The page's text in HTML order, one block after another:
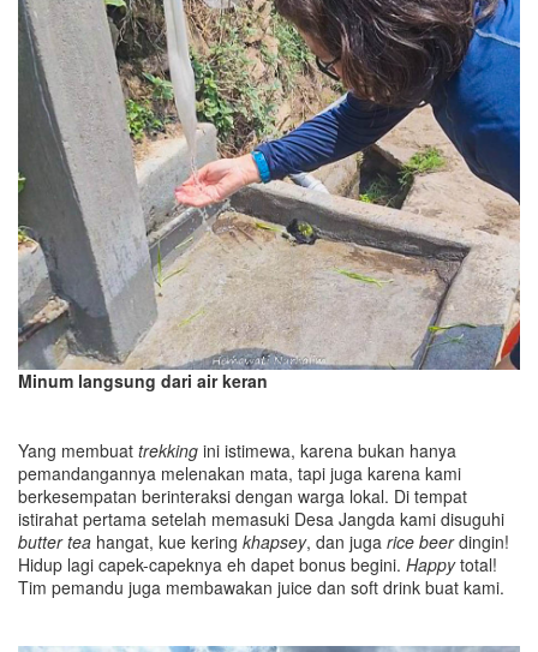
Minum langsung dari air keran
Yang membuat trekking ini istimewa, karena bukan hanya
pemandangannya melenakan mata, tapi juga karena kami
berkesempatan berinteraksi dengan warga lokal. Di tempat
istirahat pertama setelah memasuki Desa Jangda kami disuguhi
butter tea hangat, kue kering khapsey, dan juga rice beerdingin!
Hidup lagi capek-capeknya eh dapet bonus begini. Happytotal!
Tim pemandu juga membawakan juice dan soft drink buat kami.